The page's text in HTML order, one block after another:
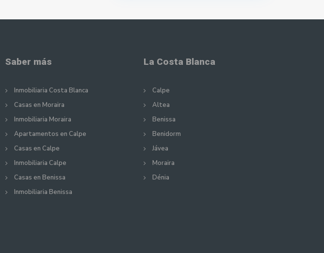
Saber más
Inmobiliaria Costa Blanca
Casas en Moraira
Inmobiliaria Moraira
Apartamentos en Calpe
Casas en Calpe
Inmobiliaria Calpe
Casas en Benissa
Inmobiliaria Benissa
La Costa Blanca
Calpe
Altea
Benissa
Benidorm
Jávea
Moraira
Dénia